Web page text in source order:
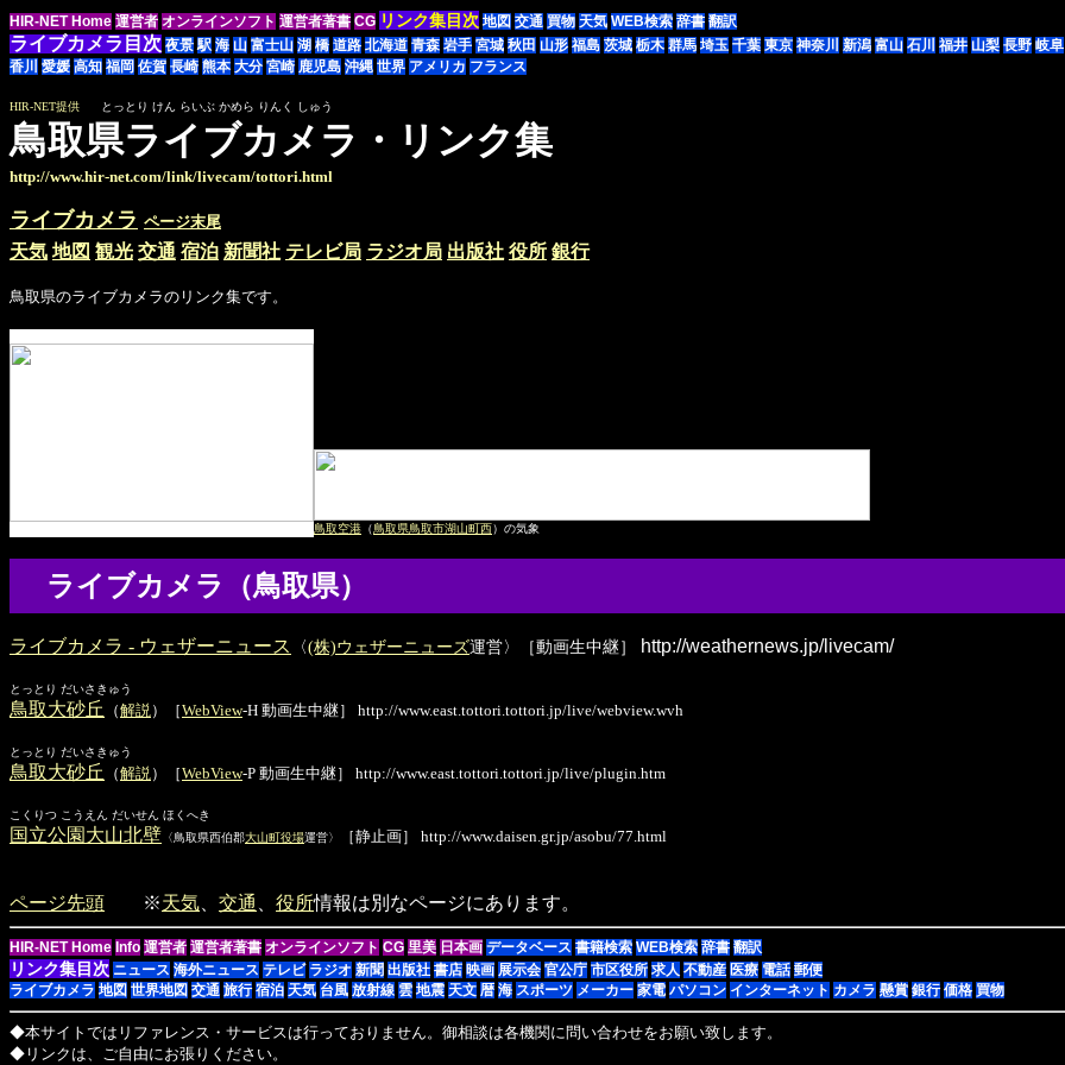
HIR-NET Home 運営者 オンラインソフト 運営者著書 CG リンク集目次 地図 交通 買物 天気 WEB検索 辞書 翻訳
ライブカメラ目次 夜景 駅 海 山 富士山 湖 橋 道路 北海道 青森 岩手 宮城 秋田 山形 福島 茨城 栃木 群馬 埼玉 千葉 東京 神奈川 新潟 富山 石川 福井 山梨 長野 岐阜
香川 愛媛 高知 福岡 佐賀 長崎 熊本 大分 宮崎 鹿児島 沖縄 世界 アメリカ フランス
HIR-NET提供 とっとり けん らいぶ かめら りんく しゅう
鳥取県ライブカメラ・リンク集
http://www.hir-net.com/link/livecam/tottori.html
ライブカメラ ページ末尾
天気 地図 観光 交通 宿泊 新聞社 テレビ局 ラジオ局 出版社 役所 銀行
鳥取県のライブカメラのリンク集です。
鳥取空港 （鳥取県鳥取市湖山町西）の気象
ライブカメラ（鳥取県）
ライブカメラ - ウェザーニュース 〈(株)ウェザーニューズ運営〉［動画生中継］ http://weathernews.jp/livecam/
とっとり だいさきゅう
鳥取大砂丘 （解説）［WebView-H 動画生中継］ http://www.east.tottori.tottori.jp/live/webview.wvh
とっとり だいさきゅう
鳥取大砂丘 （解説）［WebView-P 動画生中継］ http://www.east.tottori.tottori.jp/live/plugin.htm
こくりつ こうえん だいせん ほくへき
国立公園大山北壁 〈鳥取県西伯郡大山町役場運営〉 ［静止画］ http://www.daisen.gr.jp/asobu/77.html
ページ先頭 ※天気 交通 役所情報は別なページにあります。
HIR-NET Home Info 運営者 運営者著書 オンラインソフト CG 里美 日本画 データベース 書籍検索 WEB検索 辞書 翻訳
リンク集目次 ニュース 海外ニュース テレビ ラジオ 新聞 出版社 書店 映画 展示会 官公庁 市区役所 求人 不動産 医療 電話 郵便
ライブカメラ 地図 世界地図 交通 旅行 宿泊 天気 台風 放射線 雲 地震 天文 暦 海 スポーツ メーカー 家電 パソコン インターネット カメラ 懸賞 銀行 価格 買物
◆本サイトではリファレンス・サービスは行っておりません。御相談は各機関に問い合わせをお願い致します。
◆リンクは、ご自由にお張りください。